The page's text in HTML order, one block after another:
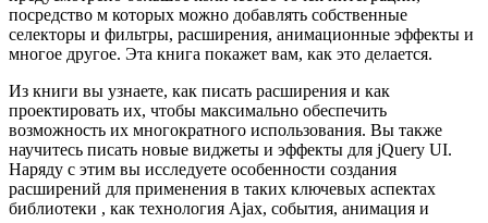
посредство м которых можно добавлять собственные
селекторы и фильтры, расширения, анимационные эффекты и
многое другое. Эта книга покажет вам, как это делается.
Из книги вы узнаете, как писать расширения и как
проектировать их, чтобы максимально обеспечить
возможность их многократного использования. Вы также
научитесь писать новые виджеты и эффекты для jQuery UI.
Наряду с этим вы исследуете особенности создания
расширений для применения в таких ключевых аспектах
библиотеки , как технология Ajax, события, анимация и